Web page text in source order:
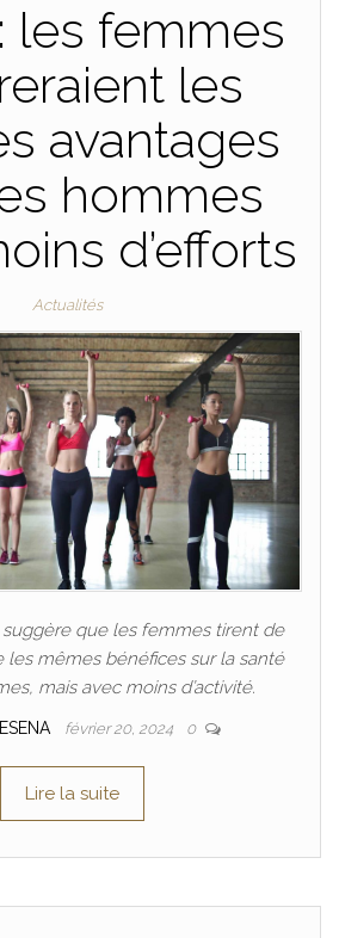
les femmes
les
avantages
hommes
d’efforts
Actualités
que les femmes tirent de
les mêmes bénéfices sur la santé
mais avec moins d’activité.
février 20, 2024 0
Lire la suite